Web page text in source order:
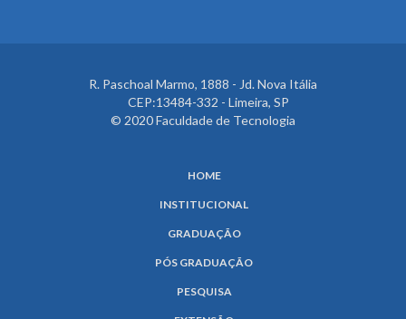
R. Paschoal Marmo, 1888 - Jd. Nova Itália
CEP:13484-332 - Limeira, SP
© 2020 Faculdade de Tecnologia
HOME
INSTITUCIONAL
GRADUAÇÃO
PÓS GRADUAÇÃO
PESQUISA